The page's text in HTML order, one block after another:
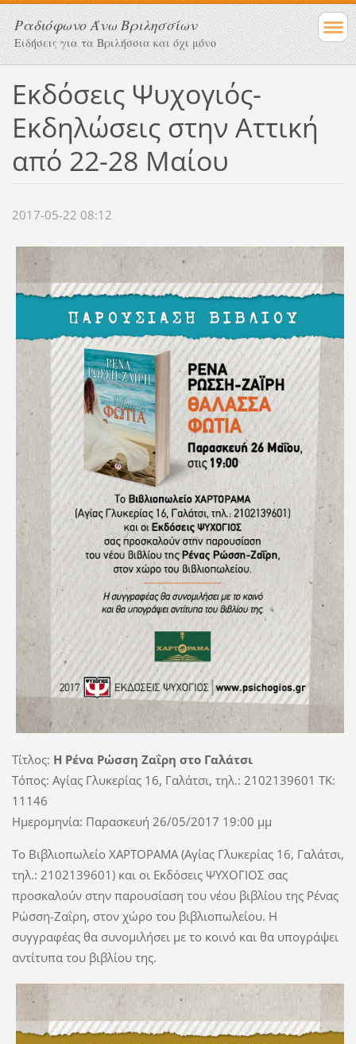
Ραδιόφωνο Άνω Βριλησσίων
Ειδήσεις για τα Βριλήσσια και όχι μόνο
Εκδόσεις Ψυχογιός-
Εκδηλώσεις στην Αττική
από 22-28 Μαίου
2017-05-22 08:12
Τίτλος: Η Ρένα Ρώσση Ζαΐρη στο Γαλάτσι
Τόπος: Αγίας Γλυκερίας 16, Γαλάτσι, τηλ.: 2102139601 TK:
11146
Ημερομηνία: Παρασκευή 26/05/2017 19:00 μμ
Το Βιβλιοπωλείο ΧΑΡΤΟΡΑΜΑ (Αγίας Γλυκερίας 16, Γαλάτσι,
τηλ.: 2102139601) και οι Εκδόσεις ΨΥΧΟΓΙΟΣ σας
προσκαλούν στην παρουσίαση του νέου βιβλίου της Ρένας
Ρώσση-Ζαΐρη, στον χώρο του βιβλιοπωλείου. Η
συγγραφέας θα συνομιλήσει με το κοινό και θα υπογράψει
αντίτυπα του βιβλίου της.